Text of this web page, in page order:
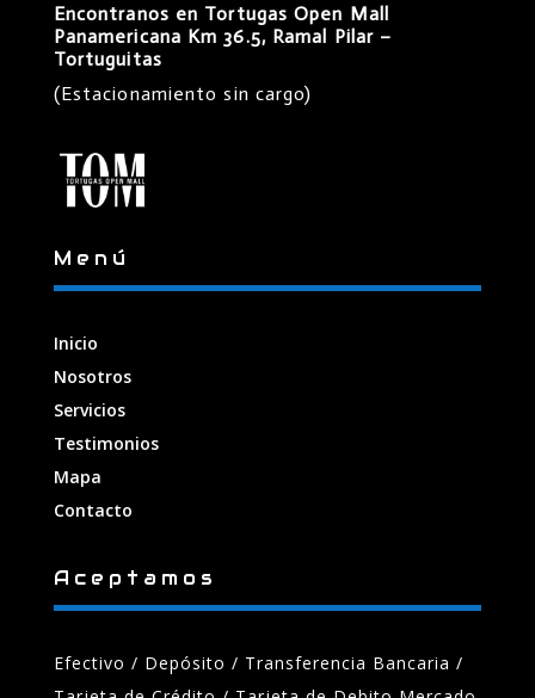
Encontranos en Tortugas Open Mall
Panamericana Km 36.5, Ramal Pilar –
Tortuguitas
(Estacionamiento sin cargo)
Menú
Inicio
Nosotros
Servicios
Testimonios
Mapa
Contacto
Aceptamos
Efectivo / Depósito / Transferencia Bancaria /